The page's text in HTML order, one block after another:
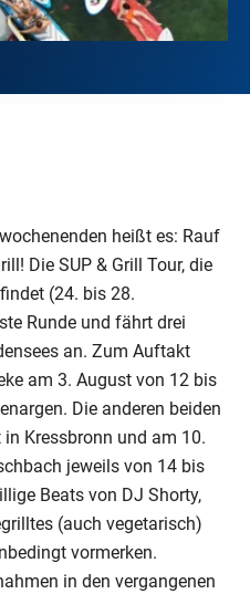
heißt es: Rauf
Die SUP & Grill Tour, die
(24. bis 28.
Runde und fährt drei
an. Zum Auftakt
am 3. August von 12 bis
Die anderen beiden
Kressbronn und am 10.
jeweils von 14 bis
Beats von DJ Shorty,
(auch vegetarisch)
vormerken.
in den vergangenen